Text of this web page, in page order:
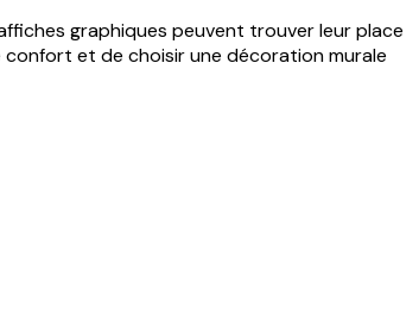
graphiques peuvent trouver leur place
et de choisir une décoration murale